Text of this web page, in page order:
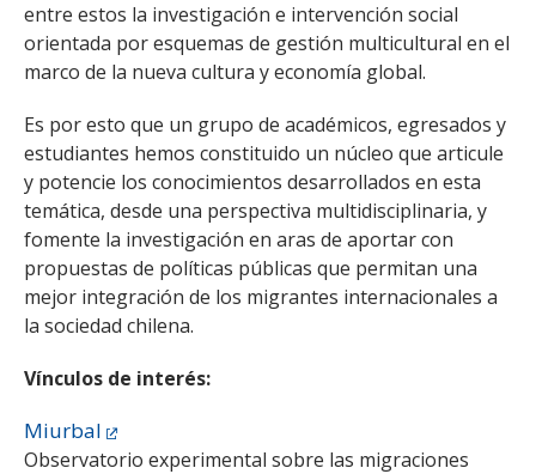
entre estos la investigación e intervención social
orientada por esquemas de gestión multicultural en el
marco de la nueva cultura y economía global.
Es por esto que un grupo de académicos, egresados y
estudiantes hemos constituido un núcleo que articule
y potencie los conocimientos desarrollados en esta
temática, desde una perspectiva multidisciplinaria, y
fomente la investigación en aras de aportar con
propuestas de políticas públicas que permitan una
mejor integración de los migrantes internacionales a
la sociedad chilena.
Vínculos de interés:
Miurbal
Observatorio experimental sobre las migraciones